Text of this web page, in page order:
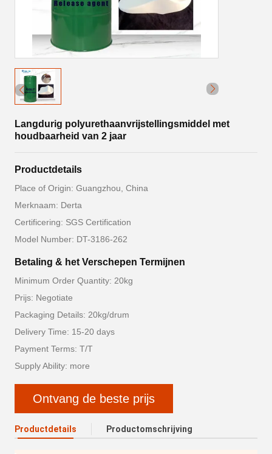
Langdurig polyurethaanvrijstellingsmiddel met
houdbaarheid van 2 jaar
Productdetails
Place of Origin: Guangzhou, China
Merknaam: Derta
Certificering: SGS Certification
Model Number: DT-3186-262
Betaling & het Verschepen Termijnen
Minimum Order Quantity: 20kg
Prijs: Negotiate
Packaging Details: 20kg/drum
Delivery Time: 15-20 days
Payment Terms: T/T
Supply Ability: more
Ontvang de beste prijs
Productdetails Productomschrijving